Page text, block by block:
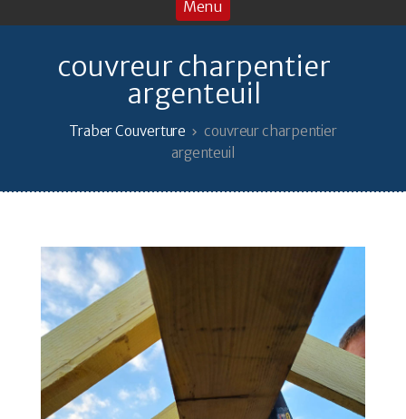
couvreur charpentier
argenteuil
Traber Couverture
couvreur charpentier
argenteuil